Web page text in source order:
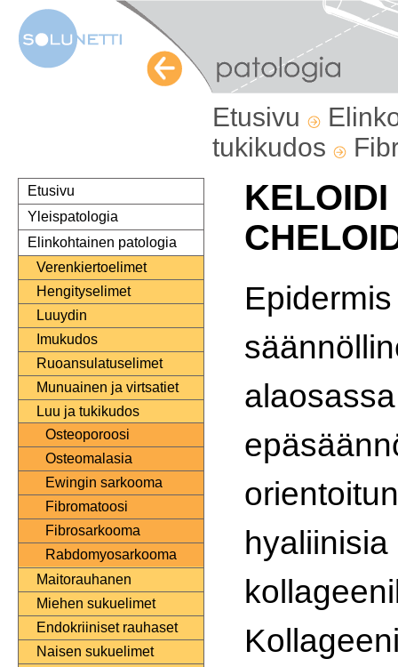
Etusivu
tukikudos
Etusivu
Yleispatologia
Elinkohtainen patologia
Verenkiertoelimet
Hengityselimet
Luuydin
Imukudos
Ruoansulatuselimet
Munuainen ja virtsatiet
Luu ja tukikudos
Osteoporoosi
Osteomalasia
Ewingin sarkooma
Fibromatoosi
Fibrosarkooma
Rabdomyosarkooma
Maitorauhanen
Miehen sukuelimet
Endokriiniset rauhaset
Naisen sukuelimet
KELOIDI
hyaliinisia